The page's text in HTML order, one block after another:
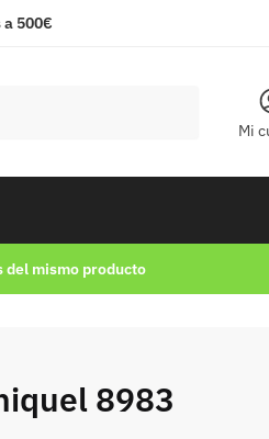
500€
Mi
del mismo producto
8983